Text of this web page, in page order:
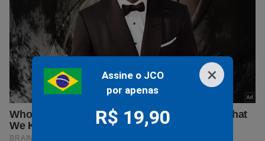
×
Assine o JCO
por apenas
R$ 19,90